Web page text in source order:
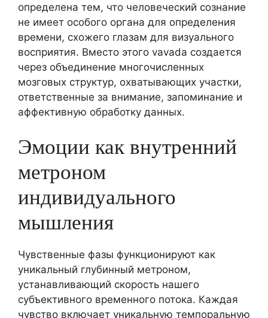
определена тем, что человеческий сознание
не имеет особого органа для определения
времени, схожего глазам для визуального
восприятия. Вместо этого vavada создается
через объединение многочисленных
мозговых структур, охватывающих участки,
ответственные за внимание, запоминание и
аффективную обработку данных.
Эмоции как внутренний
метроном
индивидуального
мышления
Чувственные фазы функционируют как
уникальный глубинный метроном,
устанавливающий скорость нашего
субъективного временного потока. Каждая
чувство включает уникальную темпоральную